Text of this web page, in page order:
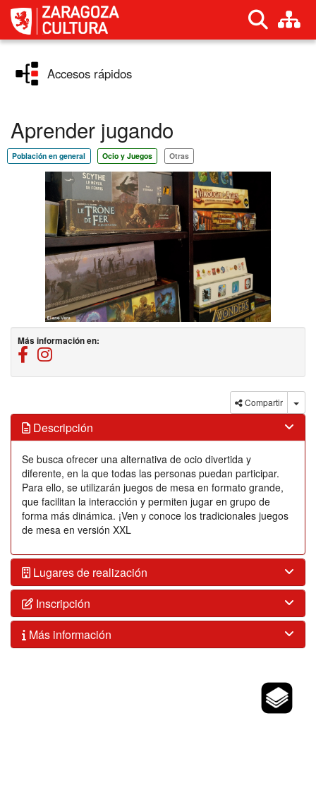
Cultura
Accesos rápidos
Aprender jugando
Población en general Ocio y Juegos Otras
Más información en:
https://www.facebook.com/Zonajoven Angel Sanz Briz
https://www.instagram.com/zonajovenangelsanzbriz
Compartir
Descripción
Se busca ofrecer una alternativa de ocio divertida y
diferente, en la que todas las personas puedan participar.
Para ello, se utilizarán juegos de mesa en formato grande,
que facilitan la interacción y permiten jugar en grupo de
forma más dinámica. ¡Ven y conoce los tradicionales juegos
de mesa en versión XXL
Lugares de realización
Inscripción
Más información